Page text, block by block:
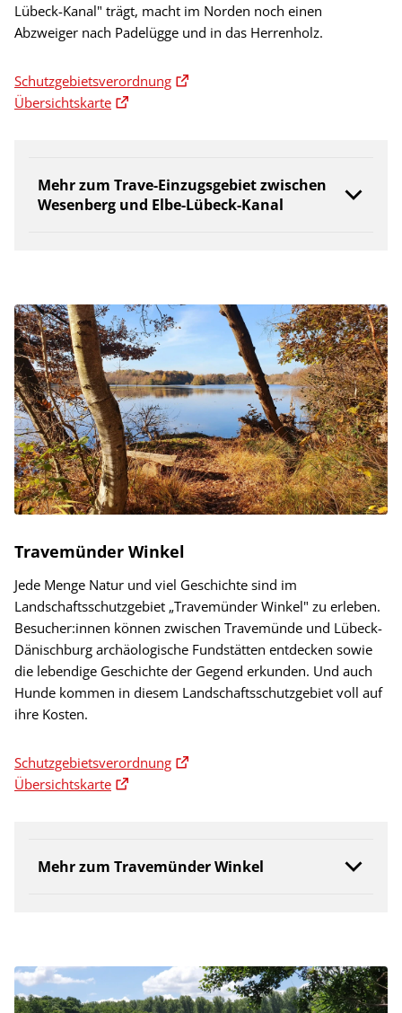
Lübeck-Kanal" trägt, macht im Norden noch einen
Abzweiger nach Padelügge und in das Herrenholz.
Schutzgebietsverordnung
Übersichtskarte
Mehr zum Trave-Einzugsgebiet zwischen
Wesenberg und Elbe-Lübeck-Kanal
Travemünder Winkel
Jede Menge Natur und viel Geschichte sind im
Landschaftsschutzgebiet „Travemünder Winkel" zu erleben.
Besucher:innen können zwischen Travemünde und Lübeck-
Dänischburg archäologische Fundstätten entdecken sowie
die lebendige Geschichte der Gegend erkunden. Und auch
Hunde kommen in diesem Landschaftsschutzgebiet voll auf
ihre Kosten.
Schutzgebietsverordnung
Übersichtskarte
Mehr zum Travemünder Winkel